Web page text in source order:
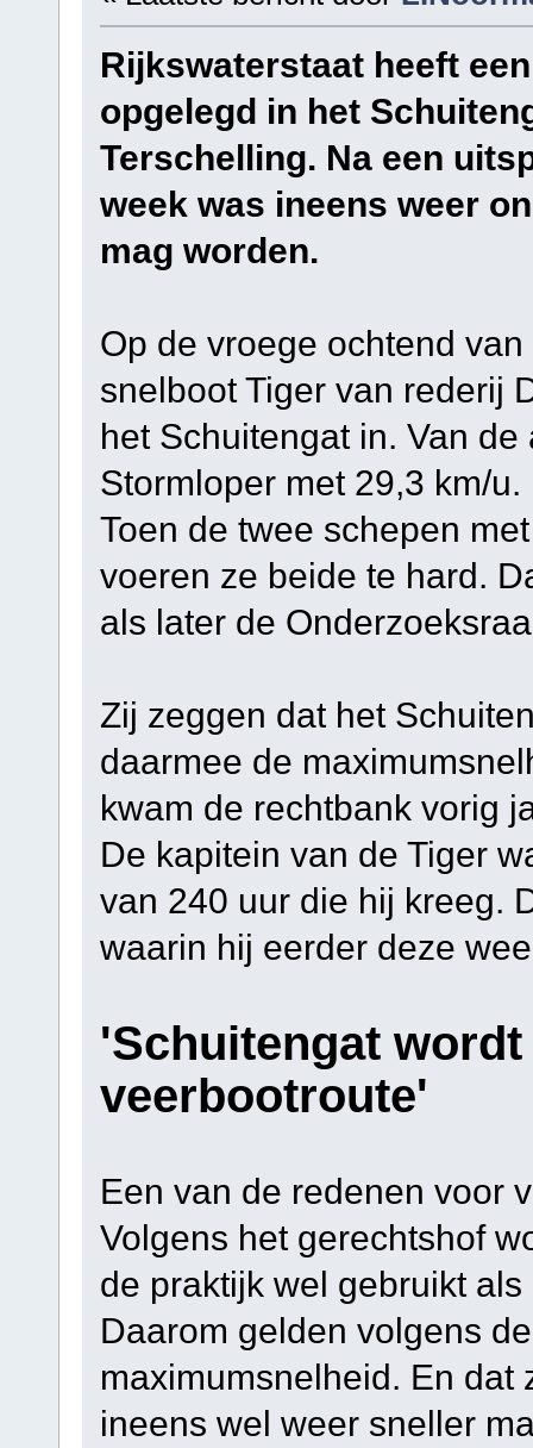
Rijkswaterstaat heeft
opgelegd in het
Terschelling. Na een
week was ineens weer
mag worden.
Op de vroege ochtend
snelboot Tiger van rederij
het Schuitengat in. Van
Stormloper met 29,3 km/u.
Toen de twee schepen
voeren ze beide te hard.
als later de
Zij zeggen dat het
daarmee de
kwam de rechtbank vorig
De kapitein van de Tiger
van 240 uur die hij kreeg.
waarin hij eerder deze
'Schuitengat
veerbootroute'
Een van de redenen voor
Volgens het gerechtshof
de praktijk wel gebruikt
Daarom gelden volgens
maximumsnelheid. En dat
ineens wel weer sneller